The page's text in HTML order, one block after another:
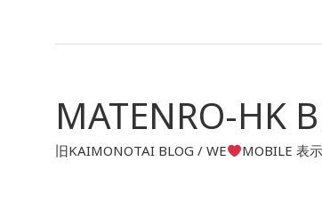
MATENRO-HK
旧KAIMONOTAI BLOG / WE MOBILE 表